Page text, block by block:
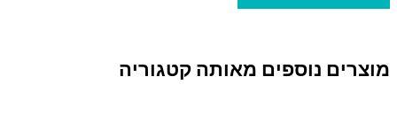
מוצרים נוספים מאותה קטגוריה